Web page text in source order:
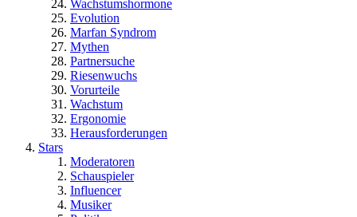
Wachstumshormone
Evolution
Marfan Syndrom
Mythen
Partnersuche
Riesenwuchs
Vorurteile
Wachstum
Ergonomie
Herausforderungen
Stars
Moderatoren
Schauspieler
Influencer
Musiker